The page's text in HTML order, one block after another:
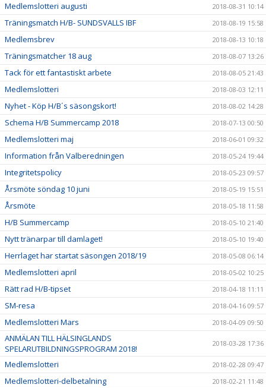
Medlemslotteri augusti 2018-08-31 10:14
Träningsmatch H/B- SUNDSVALLS IBF 2018-08-19 15:58
Medlemsbrev 2018-08-13 10:18
Träningsmatcher 18 aug 2018-08-07 13:26
Tack för ett fantastiskt arbete 2018-08-05 21:43
Medlemslotteri 2018-08-03 12:11
Nyhet - Köp H/B´s säsongskort! 2018-08-02 14:28
Schema H/B Summercamp 2018 2018-07-13 00:50
Medlemslotteri maj 2018-06-01 09:32
Information från Valberedningen 2018-05-24 19:44
Integritetspolicy 2018-05-23 09:57
Årsmöte söndag 10 juni 2018-05-19 15:51
Årsmöte 2018-05-18 11:58
H/B Summercamp 2018-05-10 21:40
Nytt tränarpar till damlaget! 2018-05-10 19:40
Herrlaget har startat säsongen 2018/19 2018-05-08 06:14
Medlemslotteri april 2018-05-02 10:25
Rätt rad H/B-tipset 2018-04-18 11:11
SM-resa 2018-04-16 09:57
Medlemslotteri Mars 2018-04-09 09:50
ANMÄLAN TILL HÄLSINGLANDS
SPELARUTBILDNINGSPROGRAM 2018!
2018-03-28 17:36
Medlemslotteri 2018-02-28 09:47
Medlemslotteri-delbetalning 2018-02-21 11:48